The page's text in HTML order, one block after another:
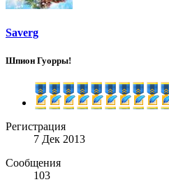
Saverg
Шпион Гуорры!
Регистрация
7 Дек 2013
Сообщения
103